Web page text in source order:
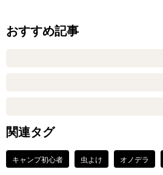
おすすめ記事
関連タグ
キャンプ初心者 虫よけ オノデラ